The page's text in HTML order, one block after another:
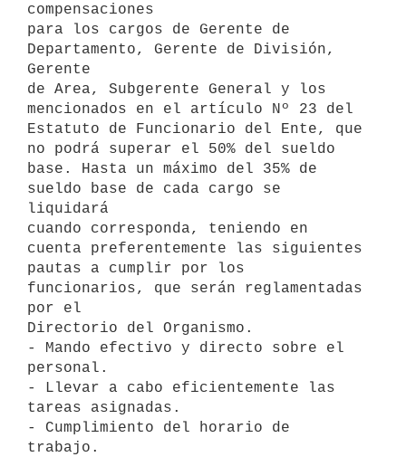
compensaciones
para los cargos de Gerente de
Departamento, Gerente de División,
Gerente
de Area, Subgerente General y los
mencionados en el artículo Nº 23 del
Estatuto de Funcionario del Ente, que
no podrá superar el 50% del sueldo
base. Hasta un máximo del 35% de
sueldo base de cada cargo se
liquidará
cuando corresponda, teniendo en
cuenta preferentemente las siguientes
pautas a cumplir por los
funcionarios, que serán reglamentadas
por el
Directorio del Organismo.
- Mando efectivo y directo sobre el
personal.
- Llevar a cabo eficientemente las
tareas asignadas.
- Cumplimiento del horario de
trabajo.